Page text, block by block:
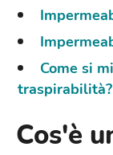
Come si
traspirabilità?
Cos'è